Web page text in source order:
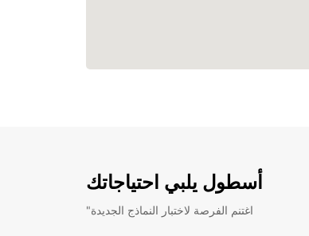
أسطول يلبي احتياجاتك
"اغتنم الفرصة لاختبار النماذج الجديدة